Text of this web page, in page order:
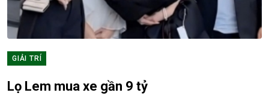
GIẢI TRÍ
Lọ Lem mua xe gần 9 tỷ